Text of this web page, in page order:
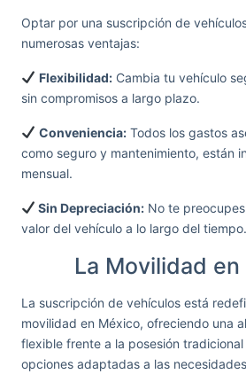
Optar por una suscripción de
numerosas ventajas:
Flexibilidad:Cambia tu vehículo
sin compromisos a largo plazo.
Conveniencia:Todos los gastos
como seguro y mantenimiento, están
mensual.
Sin Depreciación:No te
valor del vehículo a lo largo del tiempo.
La Movilidad
La suscripción de vehículos está
movilidad en México, ofreciendo una
flexible frente a la posesión
opciones adaptadas a las